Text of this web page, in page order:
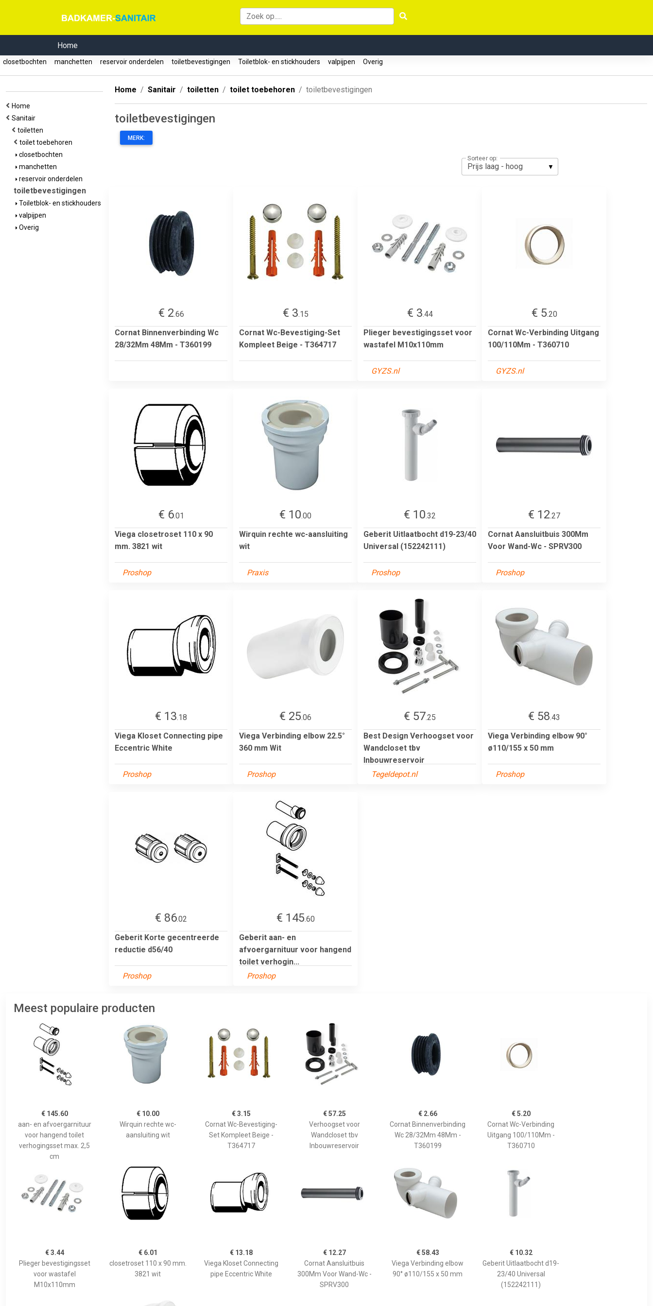
Home
closetbochten manchetten reservoir onderdelen toiletbevestigingen Toiletblok- en stickhouders valpijpen Overig
Home
Sanitair
toiletten
toilet toebehoren
closetbochten
manchetten
reservoir onderdelen
toiletbevestigingen
Toiletblok- en stickhouders
valpijpen
Overig
Home Sanitair toiletten toilet toebehoren toiletbevestigingen
toiletbevestigingen
MERK:
Sorteer op:
€ 2.66
Cornat Binnenverbinding Wc
28/32Mm 48Mm - T360199
€ 3.15
Cornat Wc-Bevestiging-Set
Kompleet Beige - T364717
€ 3.44
Plieger bevestigingsset voor
wastafel M10x110mm
GYZS.nl
€ 5.20
Cornat Wc-Verbinding Uitgang
100/110Mm - T360710
GYZS.nl
€ 6.01
Viega closetroset 110 x 90
mm. 3821 wit
Proshop
€ 10.00
Wirquin rechte wc-aansluiting
wit
Praxis
€ 10.32
Geberit Uitlaatbocht d19-23/40
Universal (152242111)
Proshop
€ 12.27
Cornat Aansluitbuis 300Mm
Voor Wand-Wc - SPRV300
Proshop
€ 13.18
Viega Kloset Connecting pipe
Eccentric White
Proshop
€ 25.06
Viega Verbinding elbow 22.5°
360 mm Wit
Proshop
€ 57.25
Best Design Verhoogset voor
Wandcloset tbv
Inbouwreservoir
Tegeldepot.nl
€ 58.43
Viega Verbinding elbow 90°
ø110/155 x 50 mm
Proshop
€ 86.02
Geberit Korte gecentreerde
reductie d56/40
Proshop
€ 145.60
Geberit aan- en
afvoergarnituur voor hangend
toilet verhogin...
Proshop
Meest populaire producten
€ 145.60
aan- en afvoergarnituur
voor hangend toilet
verhogingsset max. 2,5
cm
€ 10.00
Wirquin rechte wc-
aansluiting wit
€ 3.15
Cornat Wc-Bevestiging-
Set Kompleet Beige -
T364717
€ 57.25
Verhoogset voor
Wandcloset tbv
Inbouwreservoir
€ 2.66
Cornat Binnenverbinding
Wc 28/32Mm 48Mm -
T360199
€ 5.20
Cornat Wc-Verbinding
Uitgang 100/110Mm -
T360710
€ 3.44
Plieger bevestigingsset
voor wastafel
M10x110mm
€ 6.01
closetroset 110 x 90 mm.
3821 wit
€ 13.18
Viega Kloset Connecting
pipe Eccentric White
€ 12.27
Cornat Aansluitbuis
300Mm Voor Wand-Wc -
SPRV300
€ 58.43
Viega Verbinding elbow
90° ø110/155 x 50 mm
€ 10.32
Geberit Uitlaatbocht d19-
23/40 Universal
(152242111)